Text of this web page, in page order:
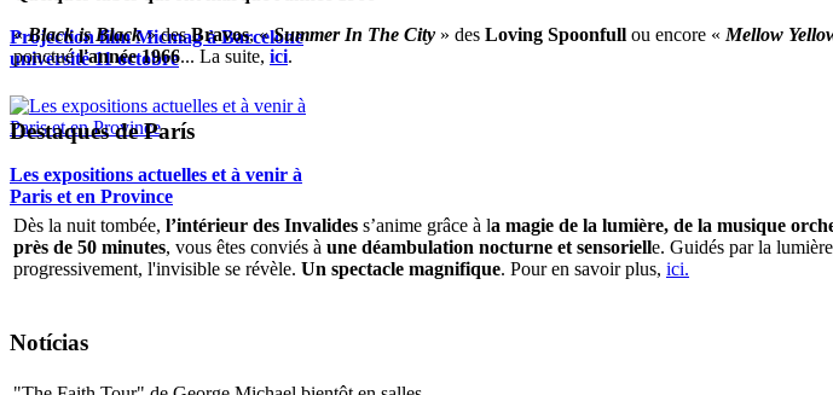
Projection film Micmag à Barcelone
université 11 octobre
Les expositions actuelles et à venir à
Paris et en Province
«Black is Black» desBravos, «Summer In The City » des Loving Spoonfull ou encore « Mellow
ponctuél'année 1966... La suite, ici.
Destaques de París
Dès la nuit tombée, l’intérieur des Invalides s’anime grâce à la magie de la lumière, de la musique
près de 50 minutes, vous êtes conviés à une déambulation nocturne et sensorielle. Guidés par la
progressivement, l'invisible se révèle. Un spectacle magnifique. Pour en savoir plus, ici.
Notícias